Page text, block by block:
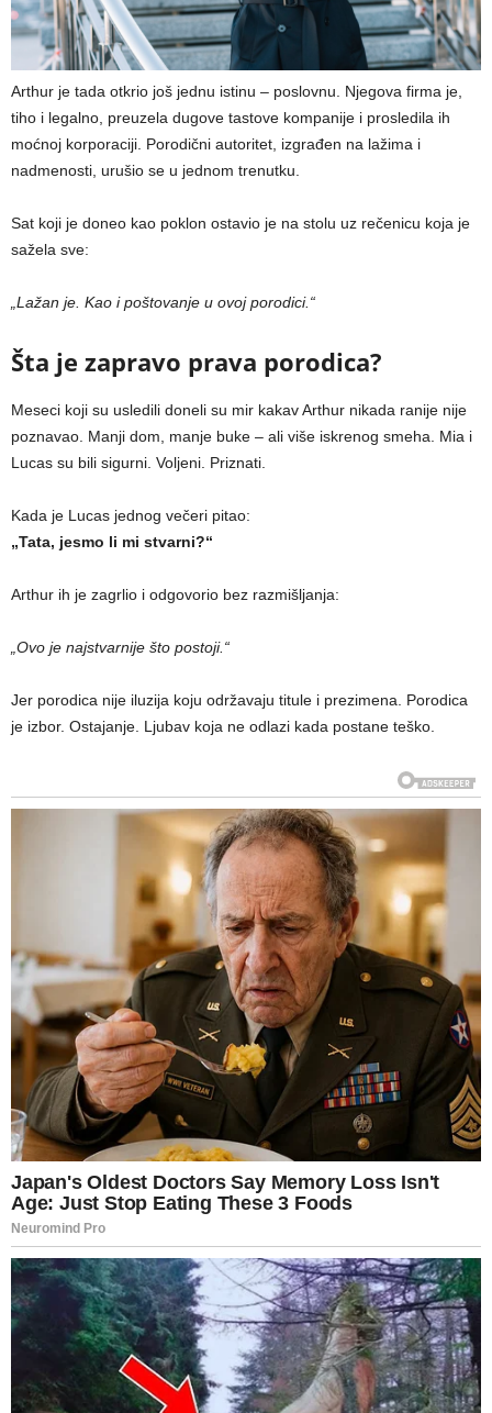
Arthur je tada otkrio još jednu istinu – poslovnu. Njegova firma je,
tiho i legalno, preuzela dugove tastove kompanije i prosledila ih
moćnoj korporaciji. Porodični autoritet, izgrađen na lažima i
nadmenosti, urušio se u jednom trenutku.
Sat koji je doneo kao poklon ostavio je na stolu uz rečenicu koja je
sažela sve:
„Lažan je. Kao i poštovanje u ovoj porodici.“
Šta je zapravo prava porodica?
Meseci koji su usledili doneli su mir kakav Arthur nikada ranije nije
poznavao. Manji dom, manje buke – ali više iskrenog smeha. Mia i
Lucas su bili sigurni. Voljeni. Priznati.
Kada je Lucas jednog večeri pitao:
„Tata, jesmo li mi stvarni?“
Arthur ih je zagrlio i odgovorio bez razmišljanja:
„Ovo je najstvarnije što postoji.“
Jer porodica nije iluzija koju održavaju titule i prezimena. Porodica
je izbor. Ostajanje. Ljubav koja ne odlazi kada postane teško.